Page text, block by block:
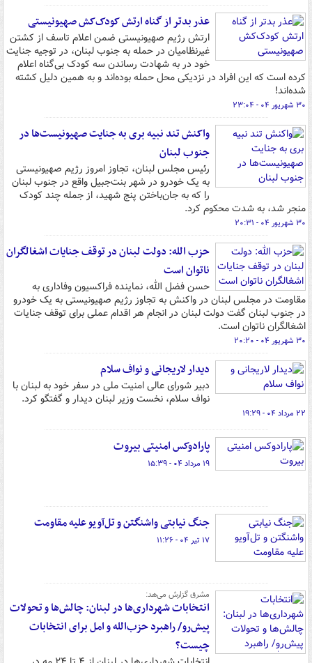
عذر بدتر از گناه ارتش کودک‌کش صهیونیستی
ارتش رژیم صهیونیستی ضمن اعلام تاسف از کشتن
غیرنظامیان در حمله به جنوب لبنان، در توجیه جنایت
خود در به شهادت رساندن سه کودک بی‌گناه اعلام
کرده است که این افراد در نزدیکی محل حمله بوده‌اند و به همین دلیل کشته
شده‌اند!
۳۰ شهریور ۰۴ - ۲۳:۰۴
واکنش تند نبیه بری به جنایت صهیونیست‌ها در
جنوب لبنان
رئیس مجلس لبنان، تجاوز امروز رژیم صهیونیستی
به یک خودرو در شهر بنت‌جبیل واقع در جنوب لبنان
را که به جان‌باختن پنج شهید، از جمله چند کودک
منجر شد، به شدت محکوم کرد.
۳۰ شهریور ۰۴ - ۲۰:۳۱
حزب الله: دولت لبنان در توقف جنایات اشغالگران
ناتوان است
حسن فضل الله، نماینده فراکسیون وفاداری به
مقاومت در مجلس لبنان در واکنش به تجاوز رژیم صهیونیستی به یک خودرو
در جنوب لبنان گفت دولت لبنان در انجام هر اقدام عملی برای توقف جنایات
اشغالگران ناتوان است.
۳۰ شهریور ۰۴ - ۲۰:۲۰
دیدار لاریجانی و نواف سلام
دبیر شورای عالی امنیت ملی در سفر خود به لبنان با
نواف سلام، نخست وزیر لبنان دیدار و گفتگو کرد.
۲۲ مرداد ۰۴ - ۱۹:۲۹
پارادوکس امنیتی بیروت
۱۹ مرداد ۰۴ - ۱۵:۳۹
جنگ نیابتی واشنگتن و تل‌آویو علیه مقاومت
۱۷ تیر ۰۴ - ۱۱:۲۶
مشرق گزارش می‌هد:
انتخابات شهرداری‌ها در لبنان: چالش‌ها و تحولات
پیش‌رو/ راهبرد حزب‌الله و امل برای انتخابات
چیست؟